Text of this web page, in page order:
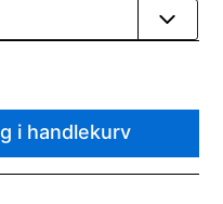
i handlekurv